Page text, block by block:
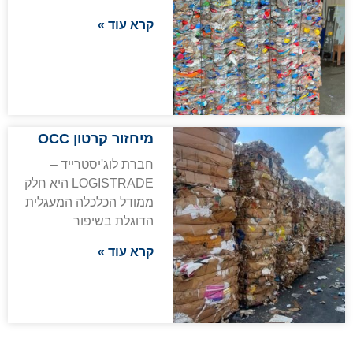
קרא עוד »
מיחזור קרטון OCC
חברת לוג'יסטרייד –
LOGISTRADE היא חלק
ממודל הכלכלה המעגלית
הדוגלת בשיפור
קרא עוד »